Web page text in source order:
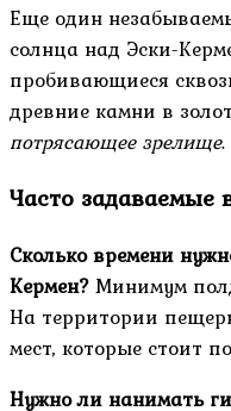
Еще один
солнца над Эски-
пробивающиеся
древние камни в
потрясающее зрелище.
Часто задаваемые
Сколько времени
Кермен?Минимум
На территории
мест, которые стоит
Нужно ли нанимать